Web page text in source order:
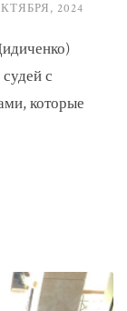
2024
с
которые